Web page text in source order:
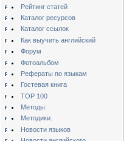
Рейтинг статей
Каталог ресурсов
Каталог ссылок
Как выучить английский
Форум
Фотоальбом
Рефераты по языкам
Гостевая книга
TOP 100
Методы.
Методики.
Новости языков